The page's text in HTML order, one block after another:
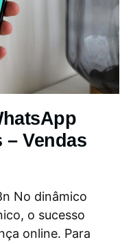
Vendas
No dinâmico
o sucesso
online. Para